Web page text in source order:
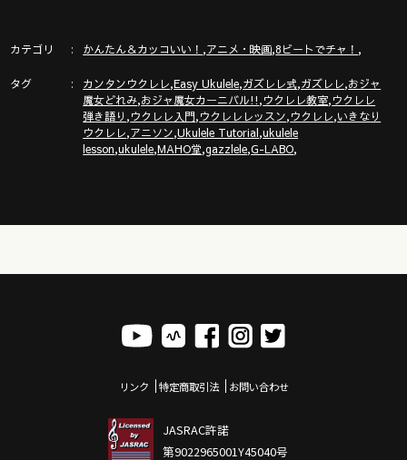
▶︎新発売◀︎ガズレレ楽譜SONG BOOK①パワーアップした改訂
https://gazzlele.com/2025-0116/
◾️◾️ウクレレを０から始めるにはここから◾️◾️
https://gazzlele.com/beginner/
カテゴリ かんたん＆カッコいい！ ,アニメ・映画,8ビートでチャ！ ,
タグ カンタンウクレレ,Easy Ukulele,ガズレレ式,ガズレレ,おジャ
魔女どれみ,おジャ魔女カーニバル!!,ウクレレ教室,ウクレレ
弾き語り ,ウクレレ入門,ウクレレレッスン,ウクレレ,いきなり
ウクレレ,アニソン,Ukulele Tutorial,ukulele
lesson,ukulele,MAHO堂,gazzlele,G-LABO,
リンク 特定商取引法 お問い合わせ
JASRAC許諾
第9022965001Y45040号